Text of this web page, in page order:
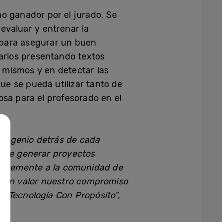
ganador por el jurado. Se
y entrenar la
asegurar un buen
presentando textos
y en detectar las
se pueda utilizar tanto de
para el profesorado en el
detrás de cada
generar proyectos
a la comunidad de
en valor nuestro compromiso
Con Propósito”,